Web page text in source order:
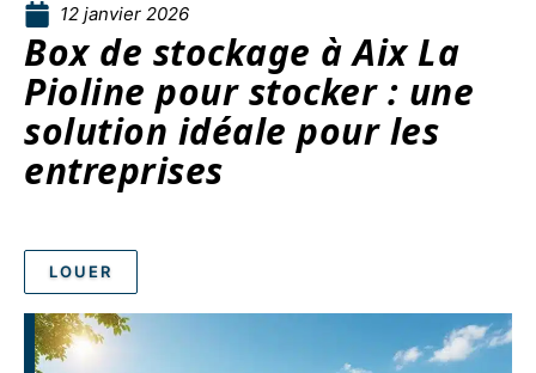
12 janvier 2026
Box de stockage à Aix La
Pioline pour stocker : une
solution idéale pour les
entreprises
LOUER